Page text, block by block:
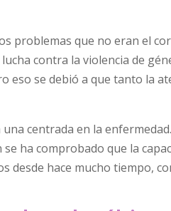
problemas que no eran el
contra la violencia de
eso se debió a que tanto la
centrada en la
ha comprobado que la
desde hace mucho tiempo,